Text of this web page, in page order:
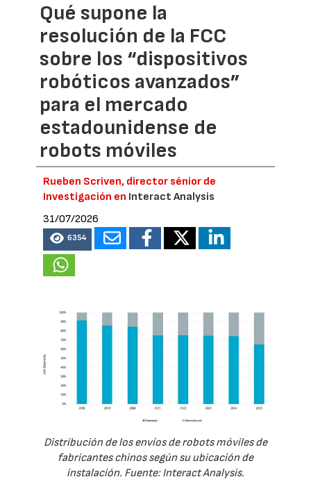
Qué supone la
resolución de la FCC
sobre los “dispositivos
robóticos avanzados”
para el mercado
estadounidense de
robots móviles
Rueben Scriven, director sénior de
Investigación en Interact Analysis
31/07/2026
6354
Distribución de los envíos de robots móviles de
fabricantes chinos según su ubicación de
instalación. Fuente: Interact Analysis.